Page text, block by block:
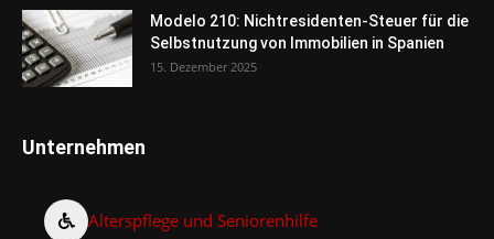
Modelo 210: Nichtresidenten-Steuer für die
Selbstnutzung von Immobilien in Spanien
15. Dezember 2025
Unternehmen
Alterspflege und Seniorenhilfe